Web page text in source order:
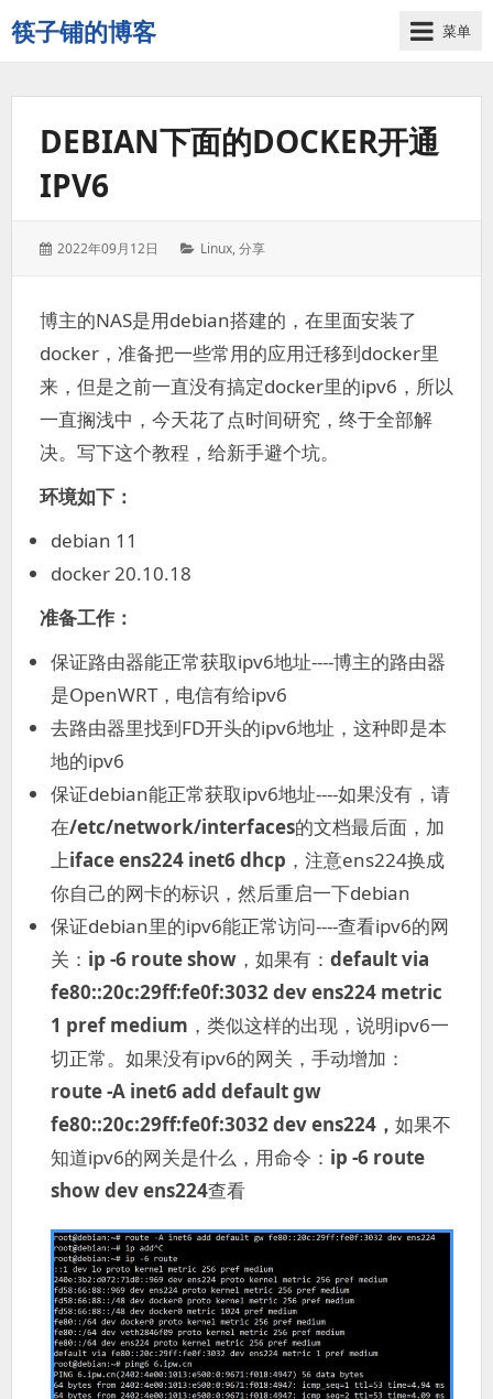
筷子铺的博客
记
录
菜单
DEBIAN下面的DOCKER开通
IPV6
发
2022年09月12日
分
Linux,分享
博主的NAS是用debian搭建的，在里面安装了
docker，准备把一些常用的应用迁移到docker里
来，但是之前一直没有搞定docker里的ipv6，所以
一直搁浅中，今天花了点时间研究，终于全部解
决。写下这个教程，给新手避个坑。
环境如下：
debian 11
docker 20.10.18
准备工作：
保证路由器能正常获取ipv6地址----博主的路由器
是OpenWRT，电信有给ipv6
去路由器里找到FD开头的ipv6地址，这种即是本
地的ipv6
保证debian能正常获取ipv6地址----如果没有，请
在/etc/network/interfaces的文档最后面，加
上iface ens224 inet6 dhcp ，注意ens224换成
你自己的网卡的标识，然后重启一下debian
保证debian里的ipv6能正常访问----查看ipv6的网
关： ip -6 route show ，如果有： default via
fe80::20c:29ff:fe0f:3032 dev ens224 metric
1 pref medium ，类似这样的出现，说明ipv6一
切正常。如果没有ipv6的网关，手动增加：
route -A inet6 add default gw
fe80::20c:29ff:fe0f:3032dev ens224， 如果不
知道ipv6的网关是什么，用命令： ip -6 route
show dev ens224查看